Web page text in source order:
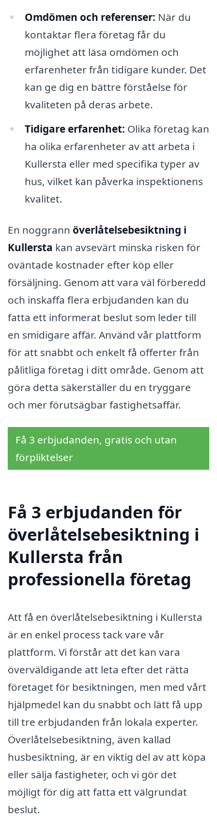
Omdömen och referenser: När du
kontaktar flera företag får du
möjlighet att läsa omdömen och
erfarenheter från tidigare kunder. Det
kan ge dig en bättre förståelse för
kvaliteten på deras arbete.
Tidigare erfarenhet: Olika företag kan
ha olika erfarenheter av att arbeta i
Kullersta eller med specifika typer av
hus, vilket kan påverka inspektionens
kvalitet.
En noggrann överlåtelsebesiktning i
Kullersta kan avsevärt minska risken för
oväntade kostnader efter köp eller
försäljning. Genom att vara väl förberedd
och inskaffa flera erbjudanden kan du
fatta ett informerat beslut som leder till
en smidigare affär. Använd vår plattform
för att snabbt och enkelt få offerter från
pålitliga företag i ditt område. Genom att
göra detta säkerställer du en tryggare
och mer förutsägbar fastighetsaffär.
Få 3 erbjudanden, gratis och utan
förpliktelser
Få 3 erbjudanden för
överlåtelsebesiktning i
Kullersta från
professionella företag
Att få en överlåtelsebesiktning i Kullersta
är en enkel process tack vare vår
plattform. Vi förstår att det kan vara
överväldigande att leta efter det rätta
företaget för besiktningen, men med vårt
hjälpmedel kan du snabbt och lätt få upp
till tre erbjudanden från lokala experter.
Överlåtelsebesiktning, även kallad
husbesiktning, är en viktig del av att köpa
eller sälja fastigheter, och vi gör det
möjligt för dig att fatta ett välgrundat
beslut.